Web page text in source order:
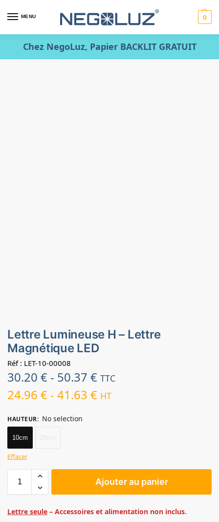
MENU 0
Chez NegoLuz, Papier BACKLIT GRATUIT
Lettre Lumineuse H – Lettre
Magnétique LED
Réf : LET-10-00008
30.20 € - 50.37 € TTC
24.96 € - 41.63 € HT
HAUTEUR: No selection
10cm
Effacer
Ajouter au panier
Lettre seule – Accessoires et alimentation non inclus.